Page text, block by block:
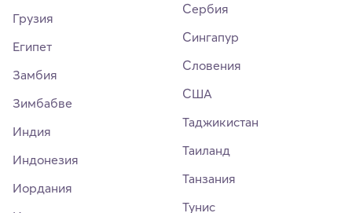
Грузия
Египет
Замбия
Зимбабве
Индия
Индонезия
Иордания
Сербия
Сингапур
Словения
США
Таджикистан
Таиланд
Танзания
Тунис